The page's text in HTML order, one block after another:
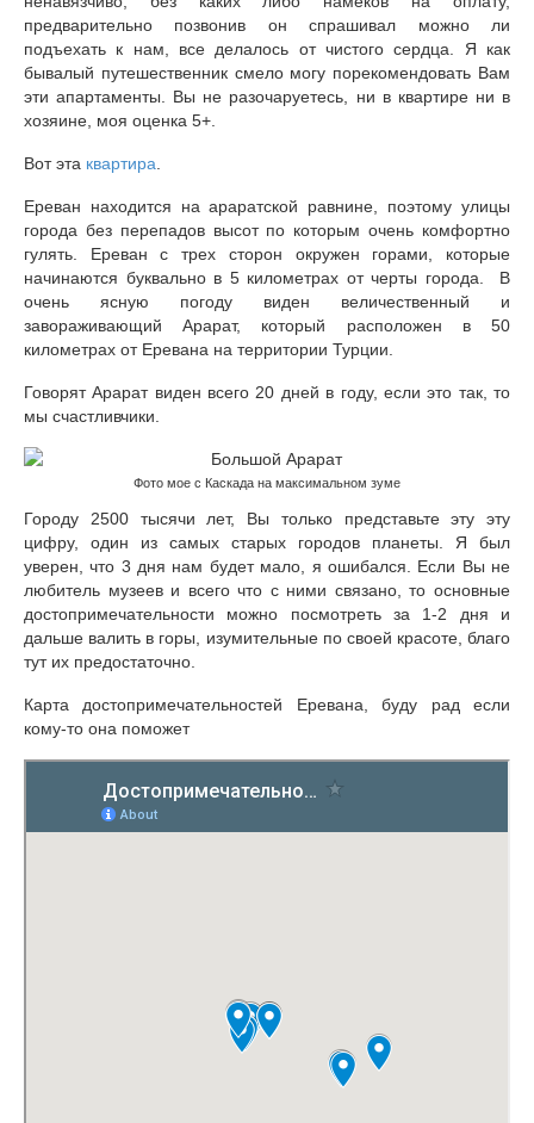
Как зарегистрироваться на заплыв через
Босфор
Как собрать пакет документов на заплыв через
Босфор?
предварительно позвонив он спрашивал можно ли
подъехать к нам, все делалось от чистого сердца. Я как
бывалый путешественник смело могу порекомендовать Вам
эти апартаменты. Вы не разочаруетесь, ни в квартире ни в
хозяине, моя оценка 5+.
Вот эта квартира
Ереван находится на араратской равнине, поэтому улицы
города без перепадов высот по которым очень комфортно
гулять. Ереван с трех сторон окружен горами, которые
начинаются буквально в 5 километрах от черты города. В
очень ясную погоду виден величественный и
завораживающий Арарат, который расположен в 50
километрах от Еревана на территории Турции.
Говорят Арарат виден всего 20 дней в году, если это так, то
мы счастливчики.
Фото мое с Каскада на максимальном зуме
Городу 2500 тысячи лет, Вы только представьте эту эту
цифру, один из самых старых городов планеты. Я был
уверен, что 3 дня нам будет мало, я ошибался. Если Вы не
любитель музеев и всего что с ними связано, то основные
достопримечательности можно посмотреть за 1-2 дня и
дальше валить в горы, изумительные по своей красоте, благо
тут их предостаточно.
Карта достопримечательностей Еревана, буду рад если
кому-то она поможет